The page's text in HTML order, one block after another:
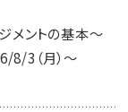
メントの基本～
8/3（月）～